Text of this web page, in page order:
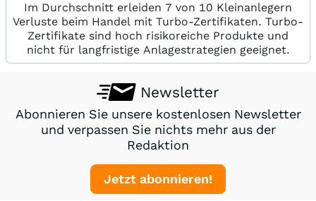
Im Durchschnitt erleiden 7 von 10 Kleinanlegern
Verluste beim Handel mit Turbo-Zertifikaten. Turbo-
Zertifikate sind hoch risikoreiche Produkte und
nicht für langfristige Anlagestrategien geeignet.
Newsletter
Abonnieren Sie unsere kostenlosen Newsletter
und verpassen Sie nichts mehr aus der
Redaktion
Jetzt abonnieren!